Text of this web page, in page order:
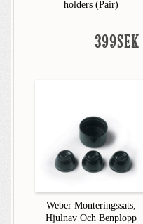
holders (Pair)
399SEK
Weber Monteringssats,
Hjulnav Och Benplopp